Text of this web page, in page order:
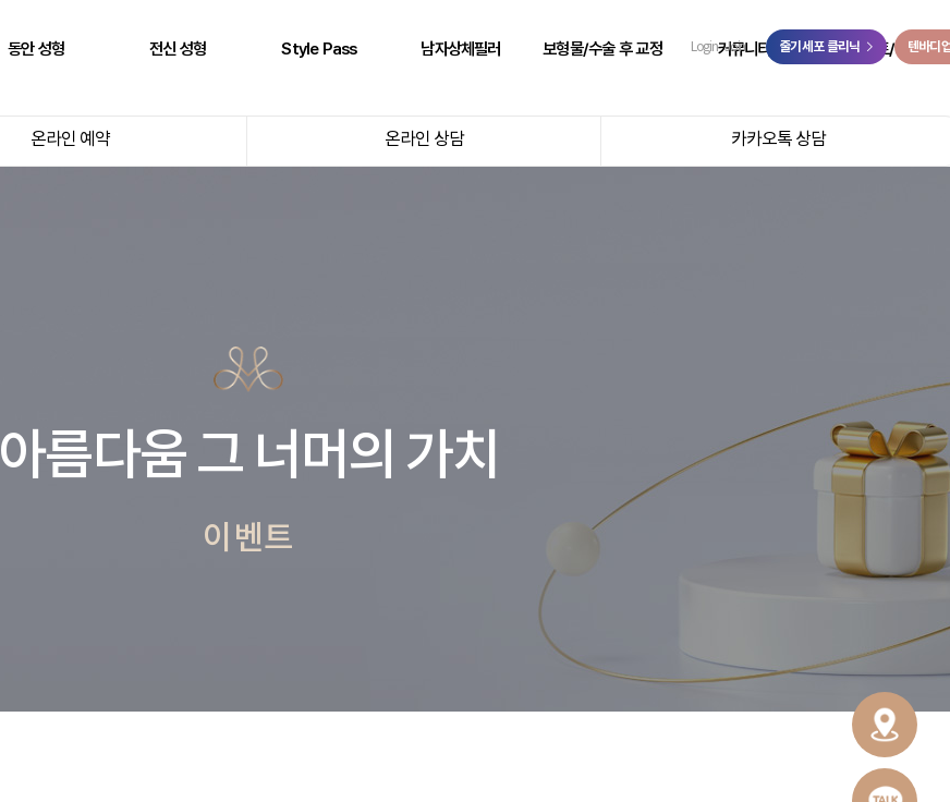
동안 성형 전신 성형 Style Pass 남자상체필러 보형물/수술 후 교정 커뮤니티 이벤트/예약
Login Join 줄기세포 클리닉 > 텐바디
온라인 예약 온라인 상담 카카오톡 상담
아름다움 그 너머의 가치
이벤트